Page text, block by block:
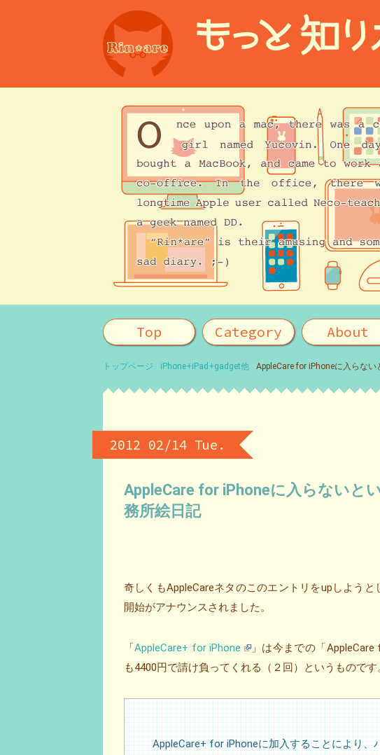
Top Category About
トップページ iPhone+iPad+gadget他 AppleCare for iPhoneに入らな
2012 02/14 Tue.
AppleCare for iPhoneに入らない
務所絵日記
奇しくもAppleCareネタのこのエントリをupしよう
開始がアナウンスされました。
「AppleCare+ for iPhone
」は今までの「
も4400円で請け負ってくれる（２回）というものです
AppleCare+ for iPhoneに加入することにより